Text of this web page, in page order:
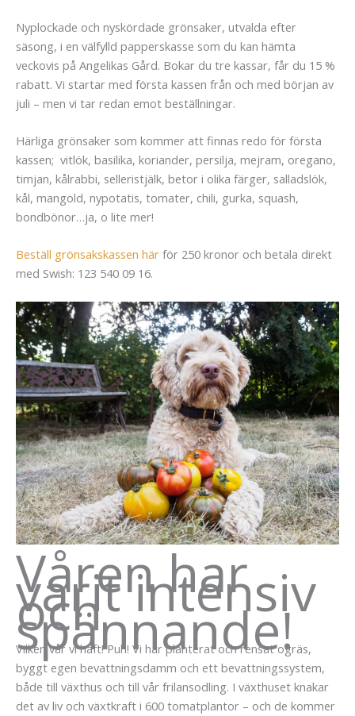
Nyplockade och nyskördade grönsaker, utvalda efter
säsong, i en välfylld papperskasse som du kan hämta
veckovis på Angelikas Gård. Bokar du tre kassar, får du 15 %
rabatt. Vi startar med första kassen från och med början av
juli – men vi tar redan emot beställningar.
Härliga grönsaker som kommer att finnas redo för första
kassen; vitlök, basilika, koriander, persilja, mejram, oregano,
timjan, kålrabbi, selleristjälk, betor i olika färger, salladslök,
kål, mangold, nypotatis, tomater, chili, gurka, squash,
bondbönor…ja, o lite mer!
Beställ grönsakskassen här för 250 kronor och betala direkt
med Swish: 123 540 09 16.
Våren har
varit intensiv
och
spännande!
Vilken vår vi haft! Puh! Vi har planterat och rensat ogräs,
byggt egen bevattningsdamm och ett bevattningssystem,
både till växthus och till vår frilansodling. I växthuset knakar
det av liv och växtkraft i 600 tomatplantor – och de kommer